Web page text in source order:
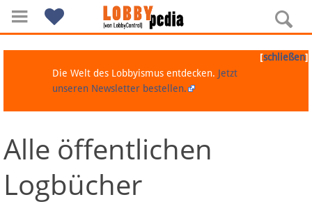
Navigation
Über Lobbypedia
[schließen]
Die Welt des Lobbyismus entdecken. Jetzt
unseren Newsletter bestellen.
Alle öffentlichen
Logbücher